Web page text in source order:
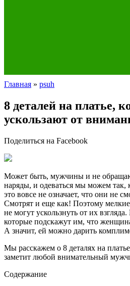
Главная » psuh
8 деталей на платье,
ускользают от
Поделиться на Facebook
Может быть, мужчины и не
наряды, и одеваться мы можем так,
это вовсе не означает, что они не
Смотрят и еще как! Поэтому
не могут ускользнуть от их
которые подскажут им, что
А значит, ей можно дарить
Мы расскажем о 8 деталях на
заметит любой внимательный
Содержание